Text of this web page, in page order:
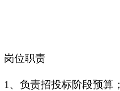
岗位职责
1、负责招投标阶段预算；